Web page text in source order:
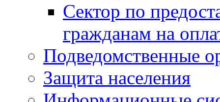
Сектор по
гражданам на
Подведомственные
Защита населения